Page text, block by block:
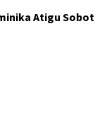
Atigu